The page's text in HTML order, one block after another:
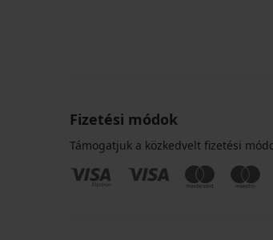
Fizetési módok
Támogatjuk a közkedvelt fizetési